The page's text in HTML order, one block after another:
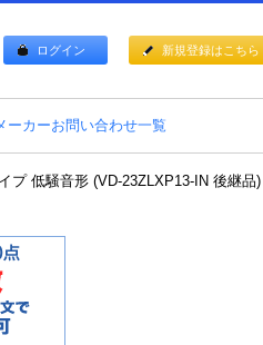
ログイン 新規登録はこちら
ーカーお問い合わせ一覧
プ 低騒音形 (VD-23ZLXP13-IN 後継品)